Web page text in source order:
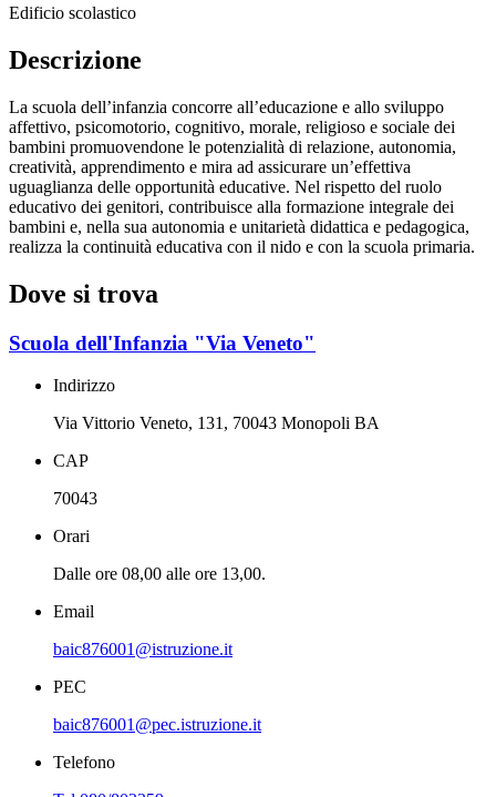
Edificio scolastico
Descrizione
La scuola dell’infanzia concorre all’educazione e allo sviluppo
affettivo, psicomotorio, cognitivo, morale, religioso e sociale dei
bambini promuovendone le potenzialità di relazione, autonomia,
creatività, apprendimento e mira ad assicurare un’effettiva
uguaglianza delle opportunità educative. Nel rispetto del ruolo
educativo dei genitori, contribuisce alla formazione integrale dei
bambini e, nella sua autonomia e unitarietà didattica e pedagogica,
realizza la continuità educativa con il nido e con la scuola primaria.
Dove si trova
Scuola dell'Infanzia "Via Veneto"
Indirizzo
Via Vittorio Veneto, 131, 70043 Monopoli BA
CAP
70043
Orari
Dalle ore 08,00 alle ore 13,00.
Email
baic876001@istruzione.it
PEC
baic876001@pec.istruzione.it
Telefono